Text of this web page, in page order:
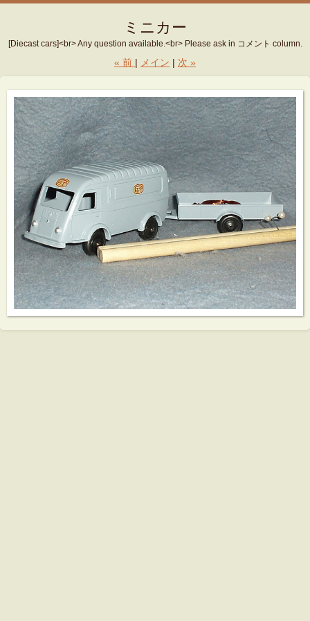
ミニカー
[Diecast cars]<br> Any question available.<br> Please ask in コメント column.
« 前 メイン 次 »